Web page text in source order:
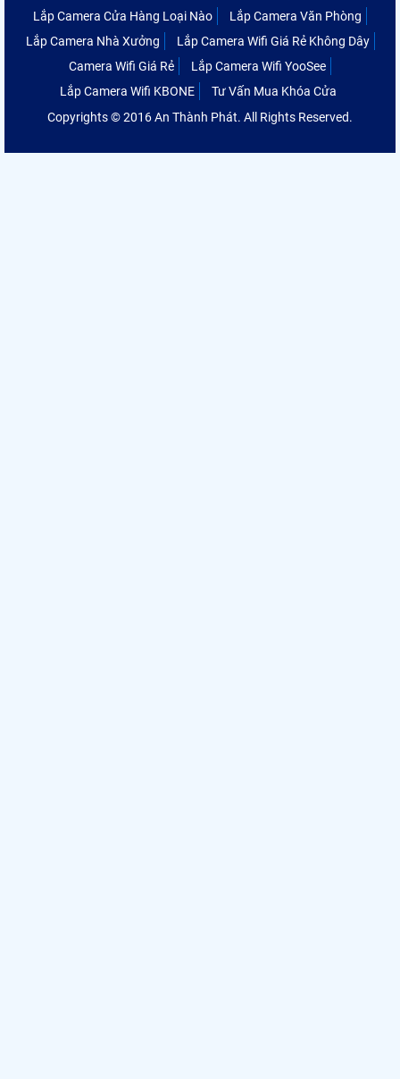
Lắp Camera Cửa Hàng Loại Nào
Lắp Camera Văn Phòng
Lắp Camera Nhà Xưởng
Lắp Camera Wifi Giá Rẻ Không Dây
Camera Wifi Giá Rẻ
Lắp Camera Wifi YooSee
Lắp Camera Wifi KBONE
Tư Vấn Mua Khóa Cửa
Copyrights © 2016 An Thành Phát. All Rights Reserved.